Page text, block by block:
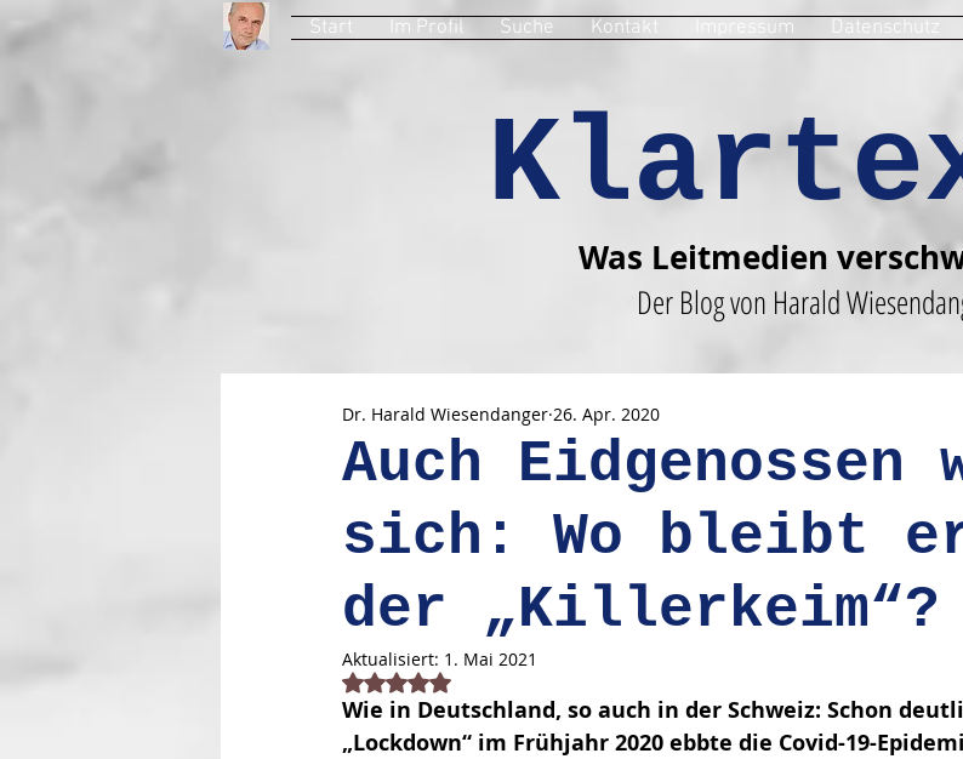
Start Im Profil Suche Kontakt Impressum Datenschutz
Was Leitmedien
Der Blog von Harald
Auch Eidgenossen
sich: Wo bleibt
der „Killerkeim“?
Dr. Harald Wiesendanger 26. Apr. 2020
Aktualisiert: 1. Mai 2021
Mit NaN von 5 Sternen bewertet.
Wie in Deutschland, so auch in der Schweiz: Schon
„Lockdown“ im Frühjahr 2020 ebbte die Covid-19-